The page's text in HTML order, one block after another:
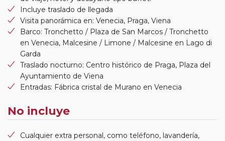
Incluye traslado de llegada
Visita panorámica en: Venecia, Praga, Viena
Barco: Tronchetto / Plaza de San Marcos / Tronchetto
en Venecia, Malcesine / Limone / Malcesine en Lago di
Garda
Traslado nocturno: Centro histórico de Praga, Plaza del
Ayuntamiento de Viena
Entradas: Fábrica cristal de Murano en Venecia
No incluye
Cualquier extra personal, como teléfono, lavandería,